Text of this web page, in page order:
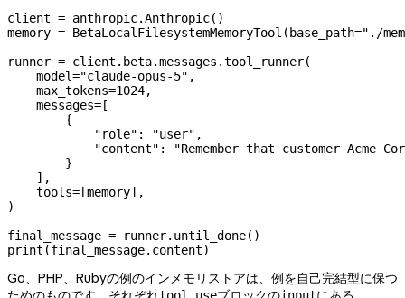
client = anthropic.Anthropic()
memory = BetaLocalFilesystemMemoryTool( base_path="./
runner = client.beta.messages.tool_runner(
    model
="claude-opus-5" ,
    max_tokens
=1024,
    messages
= [
        {
            "role"
: "user" ,
            "content"
:
"Remember that customer Acme
        }
    ],
    tools
= [memory],
)
final_message = runner.until_done()
print (final_message.content)
Go、PHP、Rubyの例のインメモリストアは、例を自己完結型に保つ